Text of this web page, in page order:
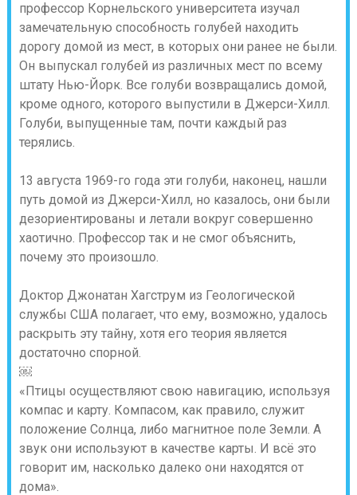
профессор Корнельского университета изучал
замечательную способность голубей находить
дорогу домой из мест, в которых они ранее не были.
Он выпускал голубей из различных мест по всему
штату Нью-Йорк. Все голуби возвращались домой,
кроме одного, которого выпустили в Джерси-Хилл.
Голуби, выпущенные там, почти каждый раз
терялись.
13 августа 1969-го года эти голуби, наконец, нашли
путь домой из Джерси-Хилл, но казалось, они были
дезориентированы и летали вокруг совершенно
хаотично. Профессор так и не смог объяснить,
почему это произошло.
Доктор Джонатан Хагструм из Геологической
службы США полагает, что ему, возможно, удалось
раскрыть эту тайну, хотя его теория является
достаточно спорной.
￼
«Птицы осуществляют свою навигацию, используя
компас и карту. Компасом, как правило, служит
положение Солнца, либо магнитное поле Земли. А
звук они используют в качестве карты. И всё это
говорит им, насколько далеко они находятся от
дома».